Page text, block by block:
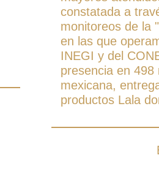
constatada a
monitoreos de la
en las que
INEGI y del
presencia en 498
mexicana,
productos Lala